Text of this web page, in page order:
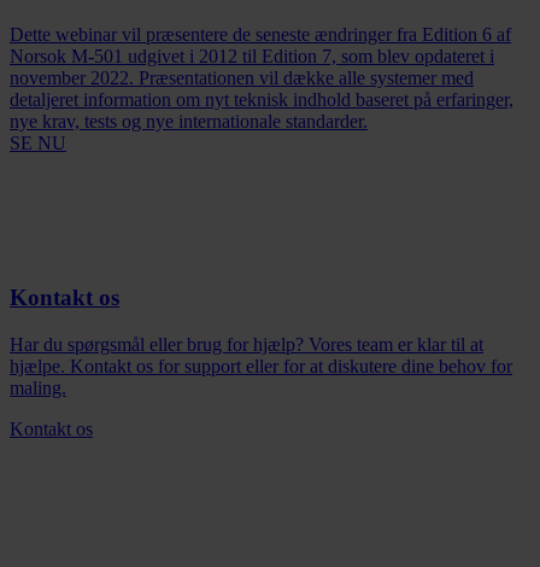
Dette webinar vil præsentere de seneste ændringer fra Edition 6 af
Norsok M-501 udgivet i 2012 til Edition 7, som blev opdateret i
november 2022. Præsentationen vil dække alle systemer med
detaljeret information om nyt teknisk indhold baseret på erfaringer,
nye krav, tests og nye internationale standarder.
SE NU
Kontakt os
Har du spørgsmål eller brug for hjælp? Vores team er klar til at
hjælpe. Kontakt os for support eller for at diskutere dine behov for
maling.
Kontakt os